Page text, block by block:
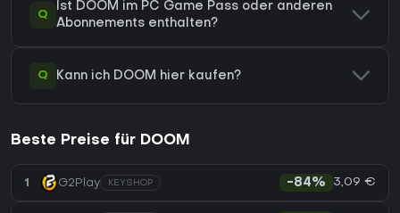
Q
Ist DOOM im PC Game Pass oder anderen
Abonnements enthalten?
Q Kann ich DOOM hier kaufen?
Beste Preise für DOOM
1 G2Play KEYSHOP -84% 3,09 €